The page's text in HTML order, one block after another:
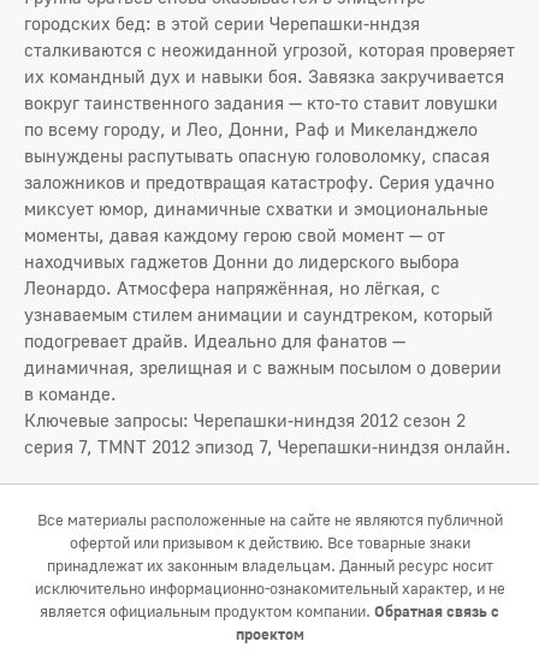
городских бед: в этой серии Черепашки-нндзя
сталкиваются с неожиданной угрозой, которая проверяет
их командный дух и навыки боя. Завязка закручивается
вокруг таинственного задания — кто-то ставит ловушки
по всему городу, и Лео, Донни, Раф и Микеланджело
вынуждены распутывать опасную головоломку, спасая
заложников и предотвращая катастрофу. Серия удачно
миксует юмор, динамичные схватки и эмоциональные
моменты, давая каждому герою свой момент — от
находчивых гаджетов Донни до лидерского выбора
Леонардо. Атмосфера напряжённая, но лёгкая, с
узнаваемым стилем анимации и саундтреком, который
подогревает драйв. Идеально для фанатов —
динамичная, зрелищная и с важным посылом о доверии
в команде.
Ключевые запросы: Черепашки-ниндзя 2012 сезон 2
серия 7, TMNT 2012 эпизод 7, Черепашки-ниндзя онлайн.
Все материалы расположенные на сайте не являются публичной
офертой или призывом к действию. Все товарные знаки
принадлежат их законным владельцам. Данный ресурс носит
исключительно информационно-ознакомительный характер, и не
является официальным продуктом компании. Обратная связь с
проектом